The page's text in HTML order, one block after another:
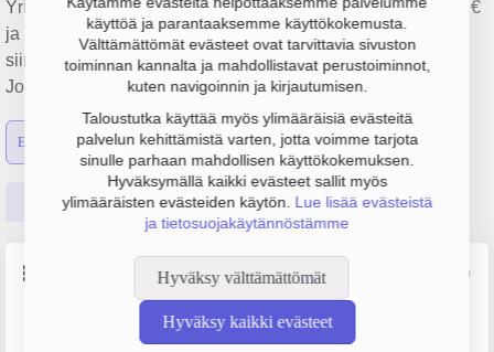
käyttöä ja parantaaksemme käyttökokemusta.
Välttämättömät evästeet ovat tarvittavia sivuston
toiminnan kannalta ja mahdollistavat perustoiminnot,
kuten navigoinnin ja kirjautumisen.
Taloustutka käyttää myös ylimääräisiä evästeitä
palvelun kehittämistä varten, jotta voimme tarjota
sinulle parhaan mahdollisen käyttökokemuksen.
Hyväksymällä kaikki evästeet sallit myös
ylimääräisten evästeiden käytön. Lue lisää evästeistä
ja tietosuojakäytännöstämme
Hyväksy välttämättömät
Hyväksy kaikki evästeet
Yrityksen Kesla Oyj liikevaihto on 43.9 milj. €, tulos -67 000 €
ja henkilöstömäärä 229. Sen päätoimiala on Nosto- ja
siirtolaitteiden valmistus, perustamisvuosi 1978 ja sijainti
Joensuu. Yrityksen yhtiömuoto Julkinen osakeyhtiö (OYJ).
Emon luvut Konsernin luvut
Perustiedot Tilinpäätösluvut Päättäjätiedot
Lähde: YTJ, PRH, Traficom
Henkilöstömäärä
100–249